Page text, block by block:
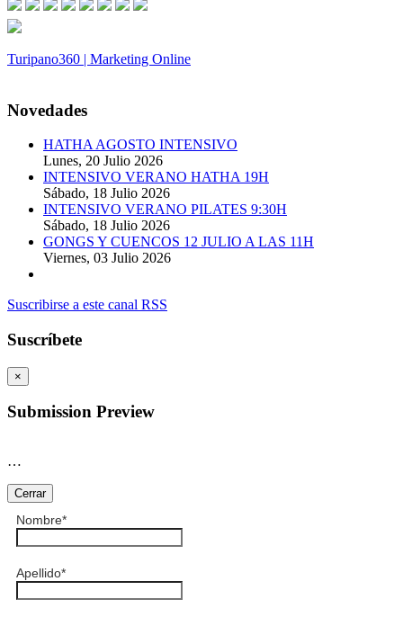
Turipano360 | Marketing Online
Novedades
HATHA AGOSTO INTENSIVO
Lunes, 20 Julio 2026
INTENSIVO VERANO HATHA 19H
Sábado, 18 Julio 2026
INTENSIVO VERANO PILATES 9:30H
Sábado, 18 Julio 2026
GONGS Y CUENCOS 12 JULIO A LAS 11H
Viernes, 03 Julio 2026
Suscribirse a este canal RSS
Suscríbete
×
Submission Preview
…
Cerrar
Nombre*
Apellido*